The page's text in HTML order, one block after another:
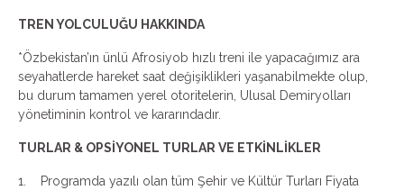
TREN YOLCULUĞU HAKKINDA
*Özbekistan’ın ünlü Afrosiyob hızlı treni ile yapacağımız ara
seyahatlerde hareket saat değişiklikleri yaşanabilmekte olup,
bu durum tamamen yerel otoritelerin, Ulusal Demiryolları
yönetiminin kontrol ve kararındadır.
TURLAR & OPSİYONEL TURLAR VE ETKİNLİKLER
1. Programda yazılı olan tüm Şehir ve Kültür Turları Fiyata